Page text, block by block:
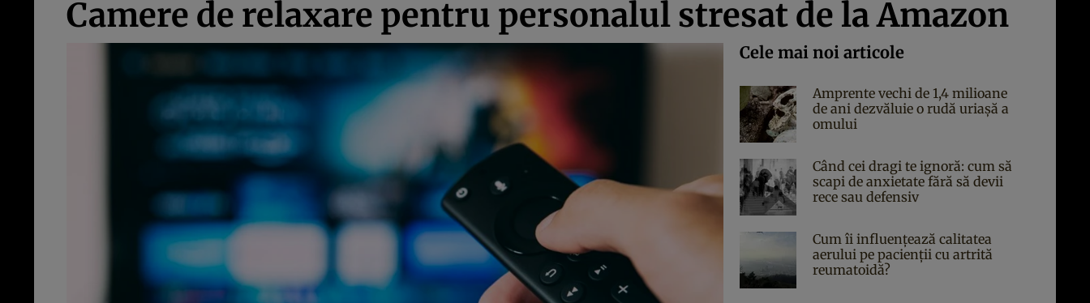
Camere de relaxare pentru personalul stresat de la Amazon
Cele mai noi articole
Amprente vechi de 1,4 milioane
de ani dezvăluie o rudă uriașă a
omului
Când cei dragi te ignoră: cum să
scapi de anxietate fără să devii
rece sau defensiv
Cum îi influențează calitatea
aerului pe pacienții cu artrită
reumatoidă?